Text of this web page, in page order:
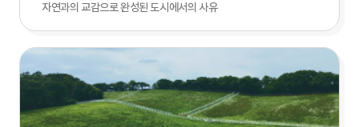
자연과의 교감으로 완성된 도시에서의 사유